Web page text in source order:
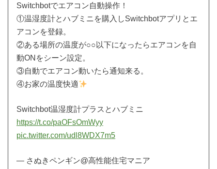
Switchbotでエアコン自動操作！
①温湿度計とハブミニを購入しSwitchbotアプリとエ
アコンを登録。
②ある場所の温度が○○以下になったらエアコンを自
動ONをシーン設定。
③自動でエアコン動いたら通知来る。
④お家の温度快適
Switchbot温湿度計プラスとハブミニ
https://t.co/paOFsOmWyy
pic.twitter.com/udl8WDX7m5
— さぬきペンギン@高性能住宅マニア